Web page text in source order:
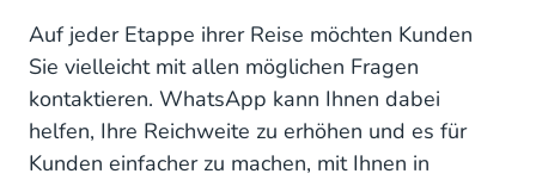
Auf jeder Etappe ihrer Reise möchten Kunden
Sie vielleicht mit allen möglichen Fragen
kontaktieren. WhatsApp kann Ihnen dabei
helfen, Ihre Reichweite zu erhöhen und es für
Kunden einfacher zu machen, mit Ihnen in